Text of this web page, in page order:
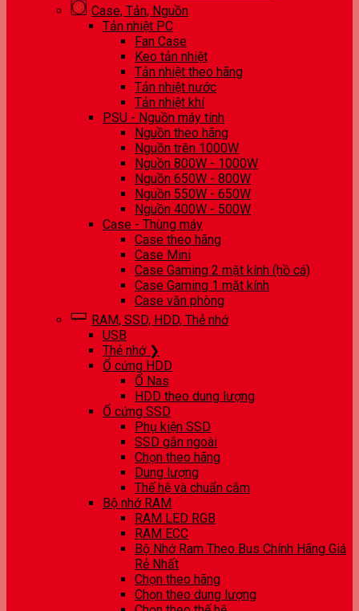
Case, Tản, Nguồn
Tản nhiệt PC
Fan Case
Keo tản nhiệt
Tản nhiệt theo hãng
Tản nhiệt nước
Tản nhiệt khí
PSU - Nguồn máy tính
Nguồn theo hãng
Nguồn trên 1000W
Nguồn 800W - 1000W
Nguồn 650W - 800W
Nguồn 550W - 650W
Nguồn 400W - 500W
Case - Thùng máy
Case theo hãng
Case Mini
Case Gaming 2 mặt kính (hồ cá)
Case Gaming 1 mặt kính
Case văn phòng
RAM, SSD, HDD, Thẻ nhớ
USB
Thẻ nhớ ❯
Ổ cứng HDD
Ổ Nas
HDD theo dung lượng
Ổ cứng SSD
Phụ kiện SSD
SSD gắn ngoài
Chọn theo hãng
Dung lượng
Thế hệ và chuẩn cắm
Bộ nhớ RAM
RAM LED RGB
RAM ECC
Bộ Nhớ Ram Theo Bus Chính Hãng Giá
Rẻ Nhất
Chọn theo hãng
Chọn theo dung lượng